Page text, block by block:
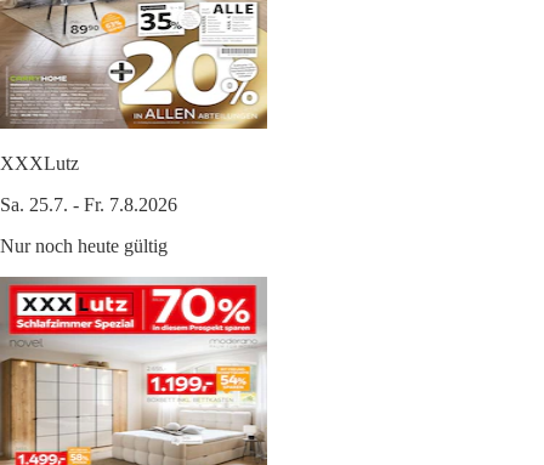
XXXLutz
Sa. 25.7. - Fr. 7.8.2026
Nur noch heute gültig